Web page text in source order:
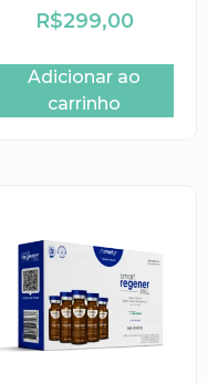
R$299,00
Adicionar ao
carrinho